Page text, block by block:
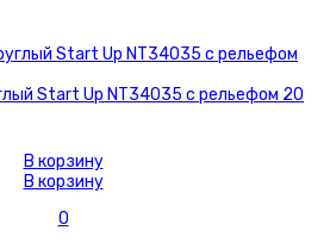
Start Up NT34035 с рельефом 20
В корзину
В корзину
0